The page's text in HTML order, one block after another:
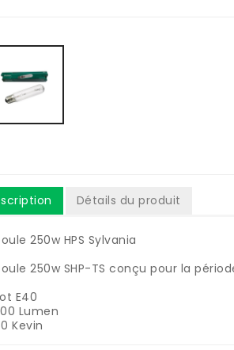
Détails du produit
250w HPS Sylvania
250w SHP-TS conçu pour la
E40
Lumen
Kevin